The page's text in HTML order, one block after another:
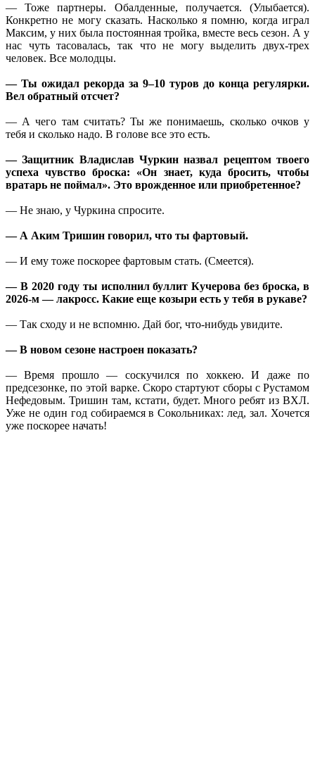
— Тоже партнеры. Обалденные, получается. (Улыбается).
Конкретно не могу сказать. Насколько я помню, когда играл
Максим, у них была постоянная тройка, вместе весь сезон. А у
нас чуть тасовалась, так что не могу выделить двух-трех
человек. Все молодцы.
— Ты ожидал рекорда за 9–10 туров до конца регулярки.
Вел обратный отсчет?
— А чего там считать? Ты же понимаешь, сколько очков у
тебя и сколько надо. В голове все это есть.
— Защитник Владислав Чуркин назвал рецептом твоего
успеха чувство броска: «Он знает, куда бросить, чтобы
вратарь не поймал». Это врожденное или приобретенное?
— Не знаю, у Чуркина спросите.
— А Аким Тришин говорил, что ты фартовый.
— И ему тоже поскорее фартовым стать. (Смеется).
— В 2020 году ты исполнил буллит Кучерова без броска, в
2026-м — лакросс. Какие еще козыри есть у тебя в рукаве?
— Так сходу и не вспомню. Дай бог, что-нибудь увидите.
— В новом сезоне настроен показать?
— Время прошло — соскучился по хоккею. И даже по
предсезонке, по этой варке. Скоро стартуют сборы с Рустамом
Нефедовым. Тришин там, кстати, будет. Много ребят из ВХЛ.
Уже не один год собираемся в Сокольниках: лед, зал. Хочется
уже поскорее начать!